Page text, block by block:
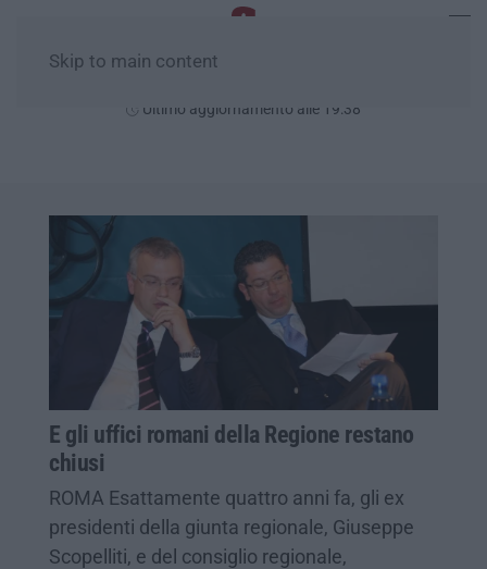
Skip to main content
Ultimo aggiornamento alle 19:38
E gli uffici romani della Regione restano
chiusi
ROMA Esattamente quattro anni fa, gli ex
presidenti della giunta regionale, Giuseppe
Scopelliti, e del consiglio regionale,